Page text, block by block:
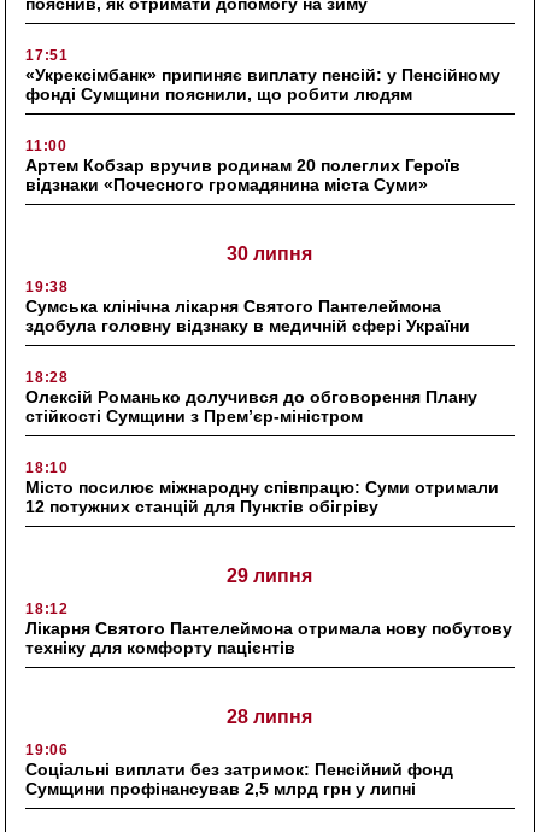
пояснив, як отримати допомогу на зиму
17:51
«Укрексімбанк» припиняє виплату пенсій: у Пенсійному
фонді Сумщини пояснили, що робити людям
11:00
Артем Кобзар вручив родинам 20 полеглих Героїв
відзнаки «Почесного громадянина міста Суми»
30 липня
19:38
Сумська клінічна лікарня Святого Пантелеймона
здобула головну відзнаку в медичній сфері України
18:28
Олексій Романько долучився до обговорення Плану
стійкості Сумщини з Прем’єр-міністром
18:10
Місто посилює міжнародну співпрацю: Суми отримали
12 потужних станцій для Пунктів обігріву
29 липня
18:12
Лікарня Святого Пантелеймона отримала нову побутову
техніку для комфорту пацієнтів
28 липня
19:06
Соціальні виплати без затримок: Пенсійний фонд
Сумщини профінансував 2,5 млрд грн у липні